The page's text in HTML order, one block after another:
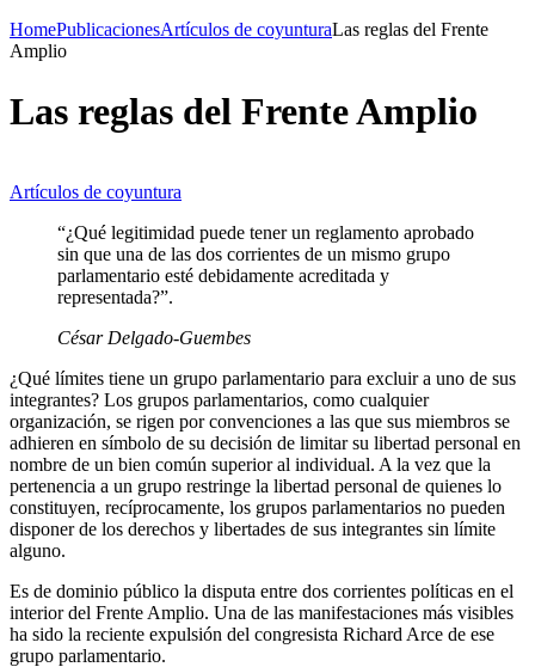
HomePublicacionesArtículos de coyunturaLas reglas del Frente
Amplio
Las reglas del Frente Amplio
Artículos de coyuntura
“¿Qué legitimidad puede tener un reglamento aprobado
sin que una de las dos corrientes de un mismo grupo
parlamentario esté debidamente acreditada y
representada?”.
César Delgado-Guembes
¿Qué límites tiene un grupo parlamentario para excluir a uno de sus
integrantes? Los grupos parlamentarios, como cualquier
organización, se rigen por convenciones a las que sus miembros se
adhieren en símbolo de su decisión de limitar su libertad personal en
nombre de un bien común superior al individual. A la vez que la
pertenencia a un grupo restringe la libertad personal de quienes lo
constituyen, recíprocamente, los grupos parlamentarios no pueden
disponer de los derechos y libertades de sus integrantes sin límite
alguno.
Es de dominio público la disputa entre dos corrientes políticas en el
interior del Frente Amplio. Una de las manifestaciones más visibles
ha sido la reciente expulsión del congresista Richard Arce de ese
grupo parlamentario.